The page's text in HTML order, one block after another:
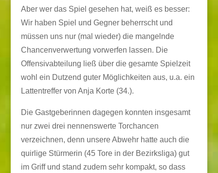
Aber wer das Spiel gesehen hat, weiß es besser:
Wir haben Spiel und Gegner beherrscht und
müssen uns nur (mal wieder) die mangelnde
Chancenverwertung vorwerfen lassen. Die
Offensivabteilung ließ über die gesamte Spielzeit
wohl ein Dutzend guter Möglichkeiten aus, u.a. ein
Lattentreffer von Anja Korte (34.).
Die Gastgeberinnen dagegen konnten insgesamt
nur zwei drei nennenswerte Torchancen
verzeichnen, denn unsere Abwehr hatte auch die
quirlige Stürmerin (45 Tore in der Bezirksliga) gut
im Griff und stand zudem sehr kompakt, so dass